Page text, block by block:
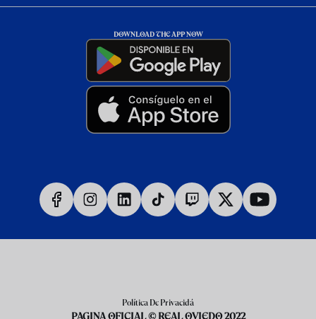
DOWNLOAD THE APP NOW
Política De Privacidá
PAGINA OFICIAL © REAL OVIEDO 2022